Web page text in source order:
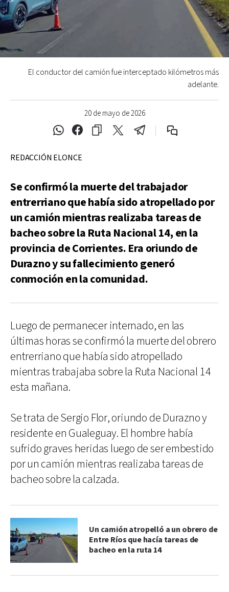
20 de mayo de 2026
El conductor del camión fue interceptado kilómetros más
adelante.
REDACCIÓN ELONCE
Se confirmó la muerte del trabajador
entrerriano que había sido atropellado por
un camión mientras realizaba tareas de
bacheo sobre la Ruta Nacional 14, en la
provincia de Corrientes. Era oriundo de
Durazno y su fallecimiento generó
conmoción en la comunidad.
Luego de permanecer internado, en las
últimas horas se confirmó la muerte del obrero
entrerriano que había sido atropellado
mientras trabajaba sobre la Ruta Nacional 14
esta mañana.
Se trata de Sergio Flor, oriundo de Durazno y
residente en Gualeguay. El hombre había
sufrido graves heridas luego de ser embestido
por un camión mientras realizaba tareas de
bacheo sobre la calzada.
Un camión atropelló a un obrero de
Entre Ríos que hacía tareas de
bacheo en la ruta 14